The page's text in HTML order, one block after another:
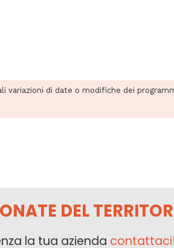
variazioni di date o modifiche dei
DEL
la tua azienda contattaci!